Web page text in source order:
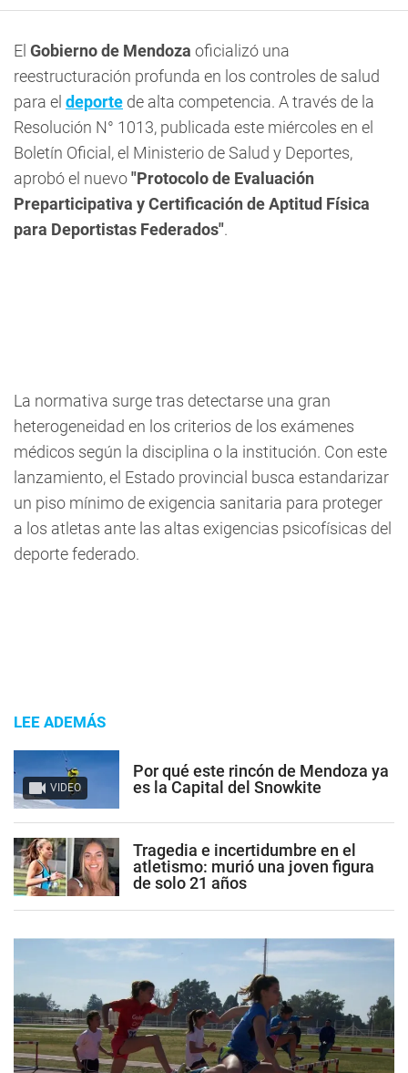
El Gobierno de Mendoza oficializó una
reestructuración profunda en los controles de salud
para el deporte de alta competencia. A través de la
Resolución N° 1013, publicada este miércoles en el
Boletín Oficial, el Ministerio de Salud y Deportes,
aprobó el nuevo"Protocolo de Evaluación
Preparticipativa y Certificación de Aptitud Física
para Deportistas Federados".
La normativa surge tras detectarse una gran
heterogeneidad en los criterios de los exámenes
médicos según la disciplina o la institución. Con este
lanzamiento, el Estado provincial busca estandarizar
un piso mínimo de exigencia sanitaria para proteger
a los atletas ante las altas exigencias psicofísicas del
deporte federado.
LEE ADEMÁS
VIDEO
Por qué este rincón de Mendoza ya
es la Capital del Snowkite
Tragedia e incertidumbre en el
atletismo: murió una joven figura
de solo 21 años